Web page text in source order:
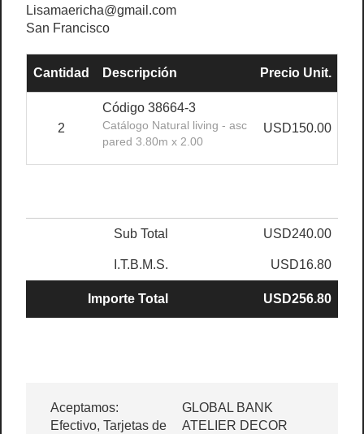
Lisamaericha@gmail.com
San Francisco
Cantidad Descripción Precio Unit.
2
Código 38664-3
Catálogo Natural living - asc
pared 3.80m x 2.00
USD150.00
Sub Total USD240.00
I.T.B.M.S. USD16.80
Importe Total USD256.80
Aceptamos:
Efectivo, Tarjetas de
GLOBAL BANK
ATELIER DECOR